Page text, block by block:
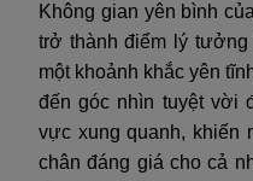
Không gian yên bình
trở thành điểm lý
một khoảnh khắc yên
đến góc nhìn tuyệt vời
vực xung quanh, khiến
chân đáng giá cho cả